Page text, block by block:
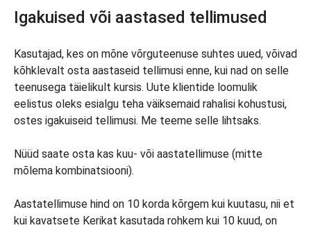
Igakuised või aastased tellimused
Kasutajad, kes on mõne võrguteenuse suhtes uued, võivad
kõhklevalt osta aastaseid tellimusi enne, kui nad on selle
teenusega täielikult kursis. Uute klientide loomulik
eelistus oleks esialgu teha väiksemaid rahalisi kohustusi,
ostes igakuiseid tellimusi. Me teeme selle lihtsaks.
Nüüd saate osta kas kuu- või aastatellimuse (mitte
mõlema kombinatsiooni).
Aastatellimuse hind on 10 korda kõrgem kui kuutasu, nii et
kui kavatsete Kerikat kasutada rohkem kui 10 kuud, on